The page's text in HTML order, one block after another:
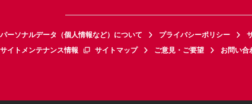
パーソナルデータ（個人情報など）について プライバシーポリシー
サイトメンテナンス情報
サイトマップ ご意見・ご要望 お問い合